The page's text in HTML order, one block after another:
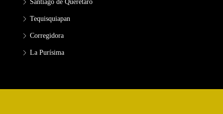
Santiago de Querétaro
Tequisquiapan
Corregidora
La Purísima